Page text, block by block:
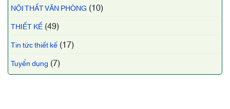
NỘI THẤT VĂN PHÒNG (10)
THIẾT KẾ (49)
Tin tức thiết kế (17)
Tuyển dụng (7)